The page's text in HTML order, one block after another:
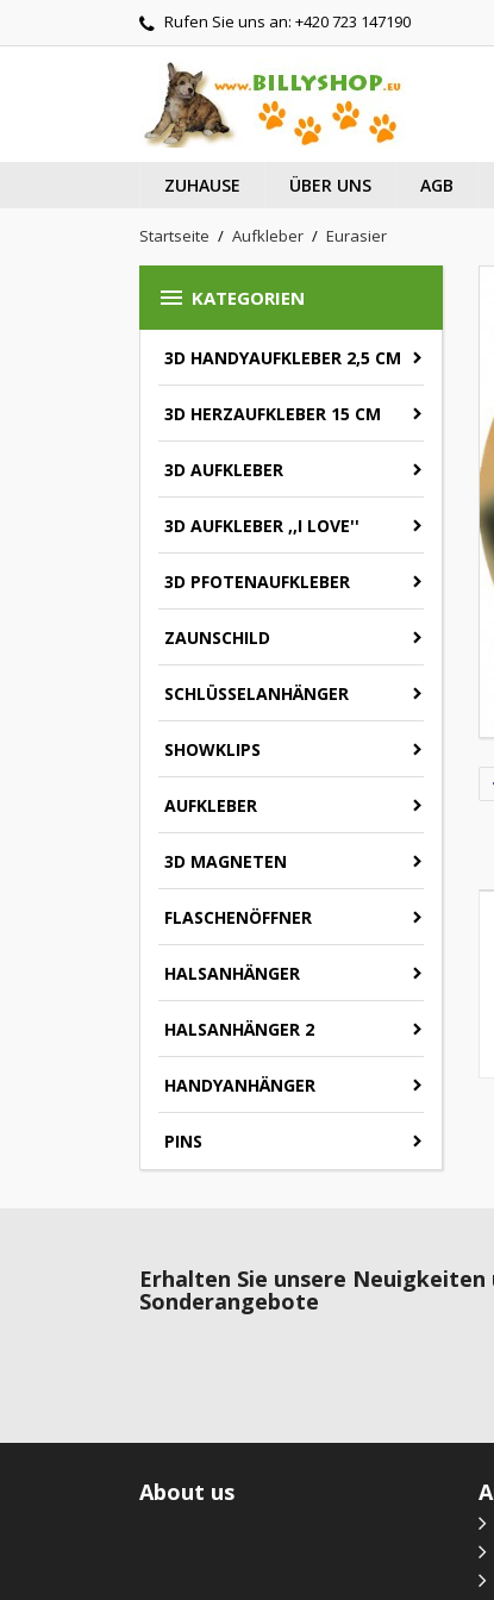
Rufen Sie uns an: +420 723 147190
ZUHAUSE ÜBER UNS AGB
Startseite Aufkleber Eurasier
 KATEGORIEN
3D HANDYAUFKLEBER 2,5 CM
3D HERZAUFKLEBER 15 CM
3D AUFKLEBER
3D AUFKLEBER ,,I LOVE''
3D PFOTENAUFKLEBER
ZAUNSCHILD
SCHLÜSSELANHÄNGER
SHOWKLIPS
AUFKLEBER
3D MAGNETEN
FLASCHENÖFFNER
HALSANHÄNGER
HALSANHÄNGER 2
HANDYANHÄNGER
PINS
Erhalten Sie unsere Neuigkeiten
Sonderangebote
About us